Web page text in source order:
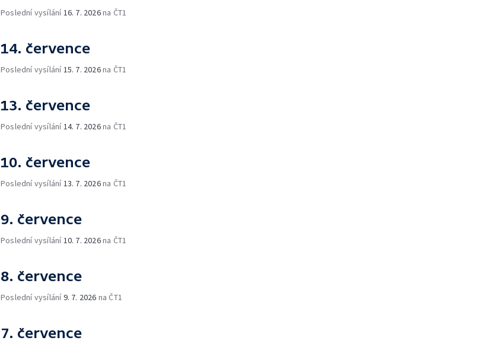
Poslední vysílání 16. 7. 2026na ČT1
14. července
Poslední vysílání 15. 7. 2026na ČT1
13. července
Poslední vysílání 14. 7. 2026na ČT1
10. července
Poslední vysílání 13. 7. 2026na ČT1
9. července
Poslední vysílání 10. 7. 2026na ČT1
8. července
Poslední vysílání9. 7. 2026 na ČT1
7. července